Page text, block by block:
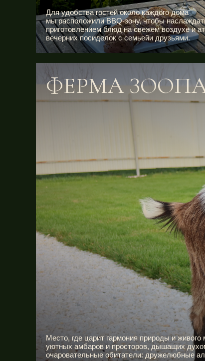
ФЕРМА
Место, где царит гармония природы и
уютных амбаров и просторов, дышащих
очаровательные обитатели: дружелюбные
Для удобства гостей около каждого дома
мы расположили BBQ-зону, чтобы
приготовлением блюд на свежем воздухе и
вечерних посиделок с семьейи друзьями.